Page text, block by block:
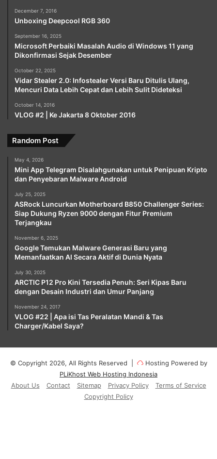
December 7, 2016
Unboxing Deepcool RGB 360
September 16, 2025
Microsoft Perbaiki Masalah Audio di Windows 11 yang
Dikonfirmasi Sejak Desember
October 22, 2025
Vidar Stealer 2.0: Infostealer Versi Baru Ditulis Ulang,
Mencuri Data Lebih Cepat dan Lebih Sulit Dideteksi
October 14, 2016
VLOG #2 | Ke Jakarta 8 Oktober 2016
Random Post
May 4, 2026
Mini App Telegram Disalahgunakan untuk Penipuan Kripto
dan Penyebaran Malware Android
July 25, 2025
ASRock Luncurkan Motherboard B850 Challenger Series:
Siap Dukung Ryzen 9000 dengan Fitur Premium
Terjangkau
November 6, 2025
Google Temukan Malware Generasi Baru yang
Memanfaatkan AI Secara Aktif di Dunia Nyata
July 30, 2025
ARCTIC P12 Pro Kini Tersedia Penuh: Seri Kipas Baru
dengan Desain Industri dan Umur Panjang
November 24, 2017
VLOG #22 | Apa isi Tas Peralatan Mandi & Tas
Charger/Kabel Saya?
© Copyright 2026, All Rights Reserved |
Hosting Powered by
PLiKhost Web Hosting Indonesia
About Us
Contact Sitemap Privacy Policy
Terms of Service
Copyright Policy